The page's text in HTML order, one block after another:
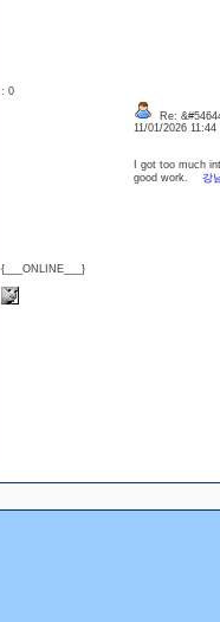
: 0
{___ONLINE___}
Re:
11/01/2026 11:44
I got too much
good work.
강